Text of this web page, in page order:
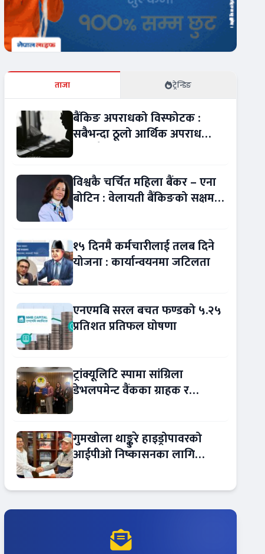
ताजा ट्रेन्डिङ
बैंकिङ अपराधको विस्फोटक :
सबैभन्दा ठूलो आर्थिक अपराध
विश्वकै चर्चित महिला बैंकर – एना
बोटिन : वेलायती बैंकिङको सक्षम
१५ दिनमै कर्मचारीलाई तलब दिने
योजना : कार्यान्वयनमा जटिलता
एनएमबि सरल बचत फण्डको ५.२५
प्रतिशत प्रतिफल घोषणा
ट्रांक्यूलिटि स्पामा सांग्रिला
डेभलपमेन्ट वैंकका ग्राहक र
गुमखोला थाङ्कुरे हाइड्रोपावरको
आईपीओ निष्कासनका लागि